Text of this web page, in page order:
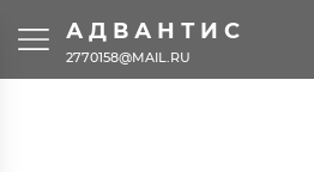
АДВАНТИС
2770158@MAIL.RU